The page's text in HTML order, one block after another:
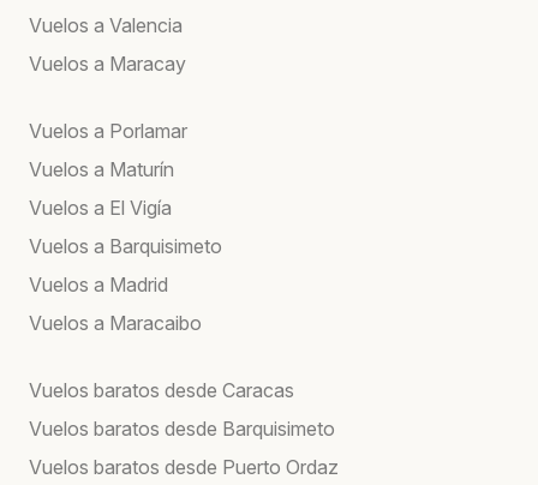
Vuelos a Valencia
Vuelos a Maracay
Vuelos a Porlamar
Vuelos a Maturín
Vuelos a El Vigía
Vuelos a Barquisimeto
Vuelos a Madrid
Vuelos a Maracaibo
Vuelos baratos desde Caracas
Vuelos baratos desde Barquisimeto
Vuelos baratos desde Puerto Ordaz